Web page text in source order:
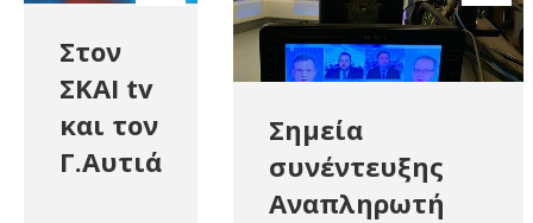
Στον
ΣΚΑΙ tv
και τον
Γ.Αυτιά
Σημεία
συνέντευξης
Αναπληρωτή